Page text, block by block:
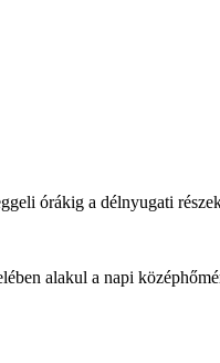
órákig a délnyugati
alakul a napi